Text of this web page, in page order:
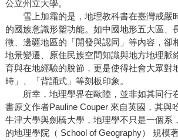
公立州立大學。
雪上加霜的是，地理教科書在臺灣戒嚴
的國族意識形塑功能。如中國地形五大區、
徵、邊疆地區的「開發與認同」等內容，卻
地景變遷、原住民族空間知識與地方地理脈
育與在地經驗的脫節，更是使得社會大眾對
時」、「背誦式」等刻板印象。
所幸，地理學界在歐陸，並非如其同行
書原文作者Pauline Couper 來自英國，其與
牛津大學與劍橋大學，地理學不只是一個系
的地理學院（ School of Geography） 規模